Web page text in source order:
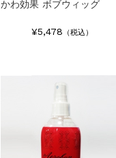
かわ効果 ボブウィッグ
¥5,478 （税込）